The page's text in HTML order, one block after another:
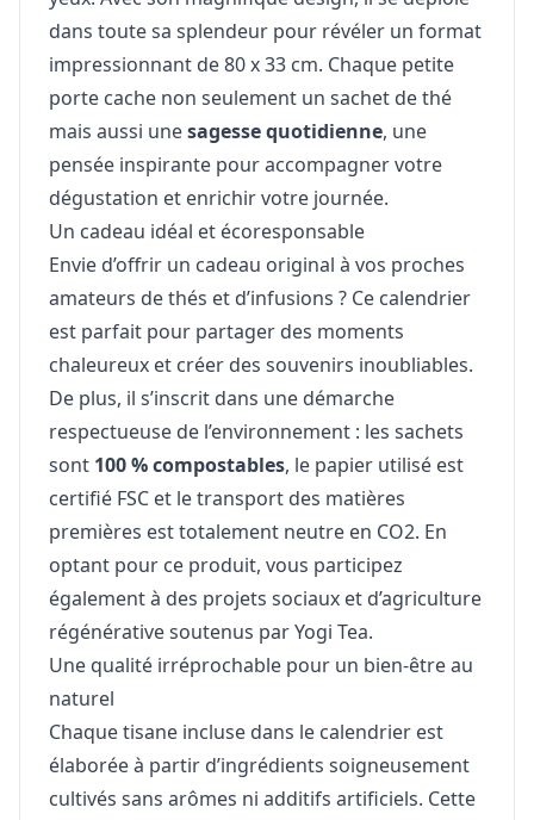
dans toute sa splendeur pour révéler un format
impressionnant de 80 x 33 cm. Chaque petite
porte cache non seulement un sachet de thé
mais aussi unesagesse quotidienne, une
pensée inspirante pour accompagner votre
dégustation et enrichir votre journée.
Un cadeau idéal et écoresponsable
Envie d’offrir un cadeau original à vos proches
amateurs de thés et d’infusions ? Ce calendrier
est parfait pour partager des moments
chaleureux et créer des souvenirs inoubliables.
De plus, il s’inscrit dans une démarche
respectueuse de l’environnement : les sachets
sont 100 % compostables, le papier utilisé est
certifié FSC et le transport des matières
premières est totalement neutre en CO2. En
optant pour ce produit, vous participez
également à des projets sociaux et d’agriculture
régénérative soutenus par Yogi Tea.
Une qualité irréprochable pour un bien-être au
naturel
Chaque tisane incluse dans le calendrier est
élaborée à partir d’ingrédients soigneusement
cultivés sans arômes ni additifs artificiels. Cette